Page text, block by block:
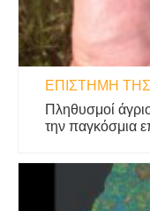
ΕΠΙΣΤΉΜΗ
Πληθυσμοί
την παγκόσμια